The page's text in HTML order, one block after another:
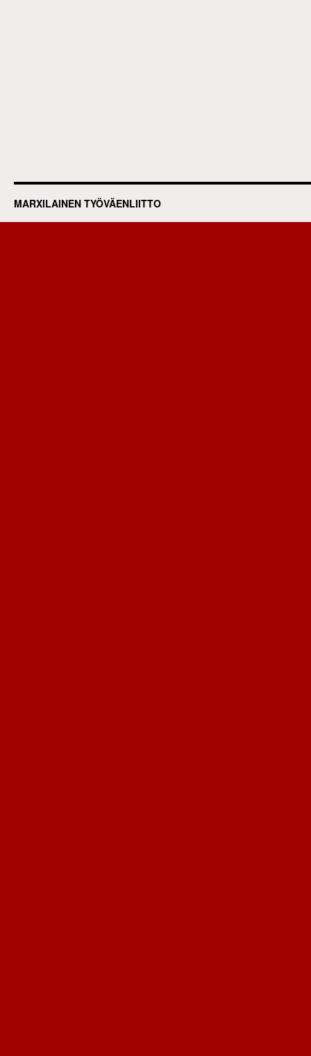
MARXILAINEN TYÖVÄENLIITTO